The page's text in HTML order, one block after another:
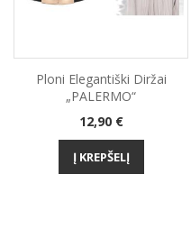
Ploni Elegantiški Diržai
„PALERMO“
Kaina
12,90 €
Į KREPŠELĮ